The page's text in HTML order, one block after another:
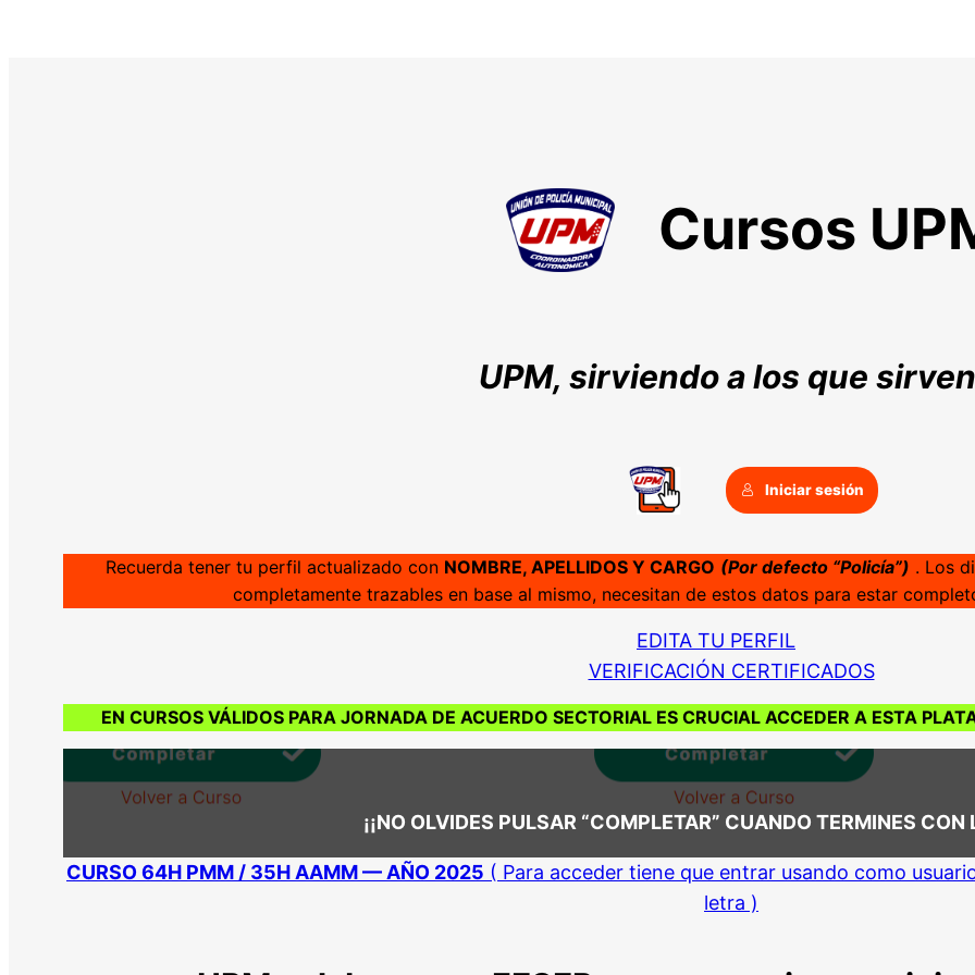
Cursos
UPM, sirviendo a los que sirven
Iniciar sesión
Recuerda tener tu perfil actualizado con NOMBRE, APELLIDOS Y CARGO (Por defecto “Policía”) . Los
completamente trazables en base al mismo, necesitan de estos datos para estar
EDITA TU PERFIL
VERIFICACIÓN CERTIFICADOS
EN CURSOS VÁLIDOS PARA JORNADA DE ACUERDO SECTORIAL ES CRUCIAL ACCEDER A ESTA
¡¡NO OLVIDES PULSAR “COMPLETAR” CUANDO TERMINES
CURSO 64H PMM / 35H AAMM — AÑO 2025 ( Para acceder tiene que entrar usando como
letra )